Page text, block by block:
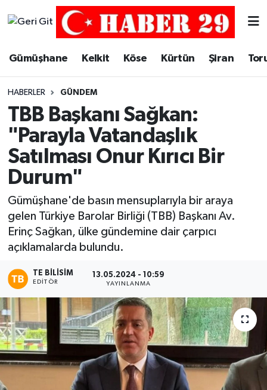
Gümüşhane Kelkit Köse Kürtün Şiran
HABERLER GÜNDEM
TBB Başkanı Sağkan:
"Parayla Vatandaşlık
Satılması Onur Kırıcı Bir
Durum"
Gümüşhane'de basın mensuplarıyla bir araya
gelen Türkiye Barolar Birliği (TBB) Başkanı Av.
Erinç Sağkan, ülke gündemine dair çarpıcı
açıklamalarda bulundu.
TE BILISIM
EDITÖR
13.05.2024 - 10:59
YAYINLANMA
Merkez Trafik Yoğunluk Haritası
Süper Lig Puan Durumu ve Fikstür
Tüm Manşetler
Son Dakika Haberleri
Haber Arşivi